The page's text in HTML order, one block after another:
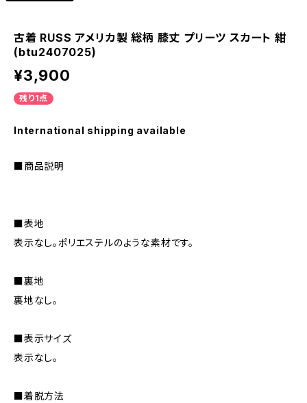
古着 RUSS アメリカ製 総柄 膝丈 プリーツ スカート 紺
(btu2407025)
¥3,900
残り1点
International shipping available
■商品説明
■表地
表示なし。ポリエステルのような素材です。
■裏地
裏地なし。
■表示サイズ
表示なし。
■着脱方法